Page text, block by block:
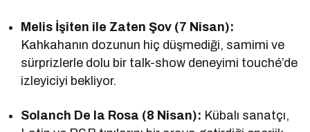
Melis İşiten ile Zaten Şov (7 Nisan):
Kahkahanın dozunun hiç düşmediği, samimi ve
sürprizlerle dolu bir talk-show deneyimi touché’de
izleyiciyi bekliyor.
Solanch De la Rosa (8 Nisan): Kübalı sanatçı,